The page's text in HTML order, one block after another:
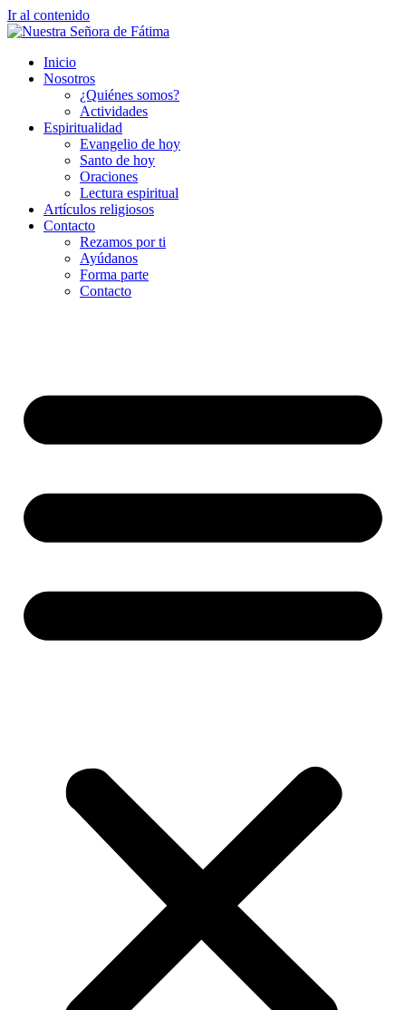
Ir al contenido
Inicio
Nosotros
¿Quiénes somos?
Actividades
Espiritualidad
Evangelio de hoy
Santo de hoy
Oraciones
Lectura espiritual
Artículos religiosos
Contacto
Rezamos por ti
Ayúdanos
Forma parte
Contacto